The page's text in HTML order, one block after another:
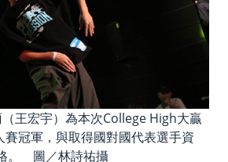
王宏宇）為本次College High大贏
賽冠軍，與取得國對國代表選手資
。 圖／林詩祐攝